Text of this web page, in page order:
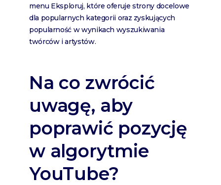
menu Eksploruj, które oferuje strony docelowe
dla popularnych kategorii oraz zyskujących
popularność w wynikach wyszukiwania
twórców i artystów.
Na co zwrócić
uwagę, aby
poprawić pozycję
w algorytmie
YouTube?